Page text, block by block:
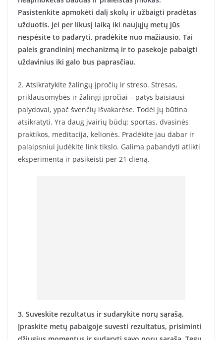
Pasistenkite apmokėti dalį skolų ir užbaigti pradėtas
užduotis. Jei per likusį laiką iki naujųjų metų jūs
nespėsite to padaryti, pradėkite nuo mažiausio. Tai
paleis grandininį mechanizmą ir to pasekoje pabaigti
uždavinius iki galo bus paprasčiau.
2. Atsikratykite žalingų įpročių ir streso. Stresas,
priklausomybės ir žalingi įpročiai – patys baisiausi
palydovai, ypač švenčių išvakarėse. Todėl jų būtina
atsikratyti. Yra daug įvairių būdų: sportas, dvasinės
praktikos, meditacija, kelionės. Pradėkite jau dabar ir
palaipsniui judėkite link tikslo. Galima pabandyti atlikti
eksperimentą ir pasikeisti per 21 dieną.
3. Suveskite rezultatus ir sudarykite norų sąrašą.
Įpraskite metų pabaigoje suvesti rezultatus, prisiminti